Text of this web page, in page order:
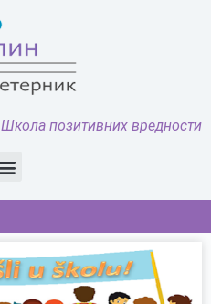
Школа позитивних вредности